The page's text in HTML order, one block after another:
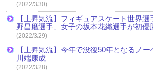
(2022/3/30)
【上昇気流】フィギュアスケート世界
野昌磨選手、女子の坂本花織選手が初優
(2022/3/29)
【上昇気流】今年で没後50年となるノ
川端康成
(2022/3/28)